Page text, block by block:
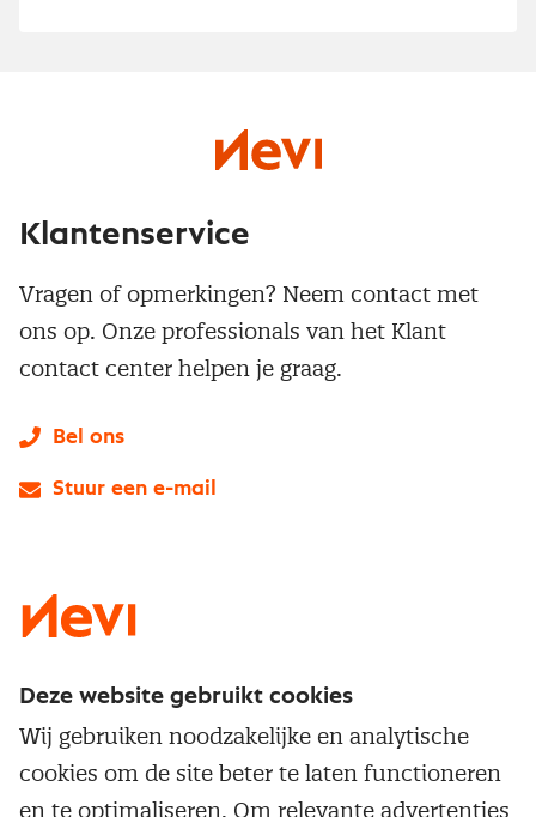
Service & contact
Over inkoop
Populaire thema's
Klantenservice
Vragen of opmerkingen? Neem contact met
ons op. Onze professionals van het Klant
contact center helpen je graag.
Bel ons
Stuur een e-mail
Deze website gebruikt cookies
Wij gebruiken noodzakelijke en analytische
cookies om de site beter te laten functioneren
en te optimaliseren. Om relevante advertenties